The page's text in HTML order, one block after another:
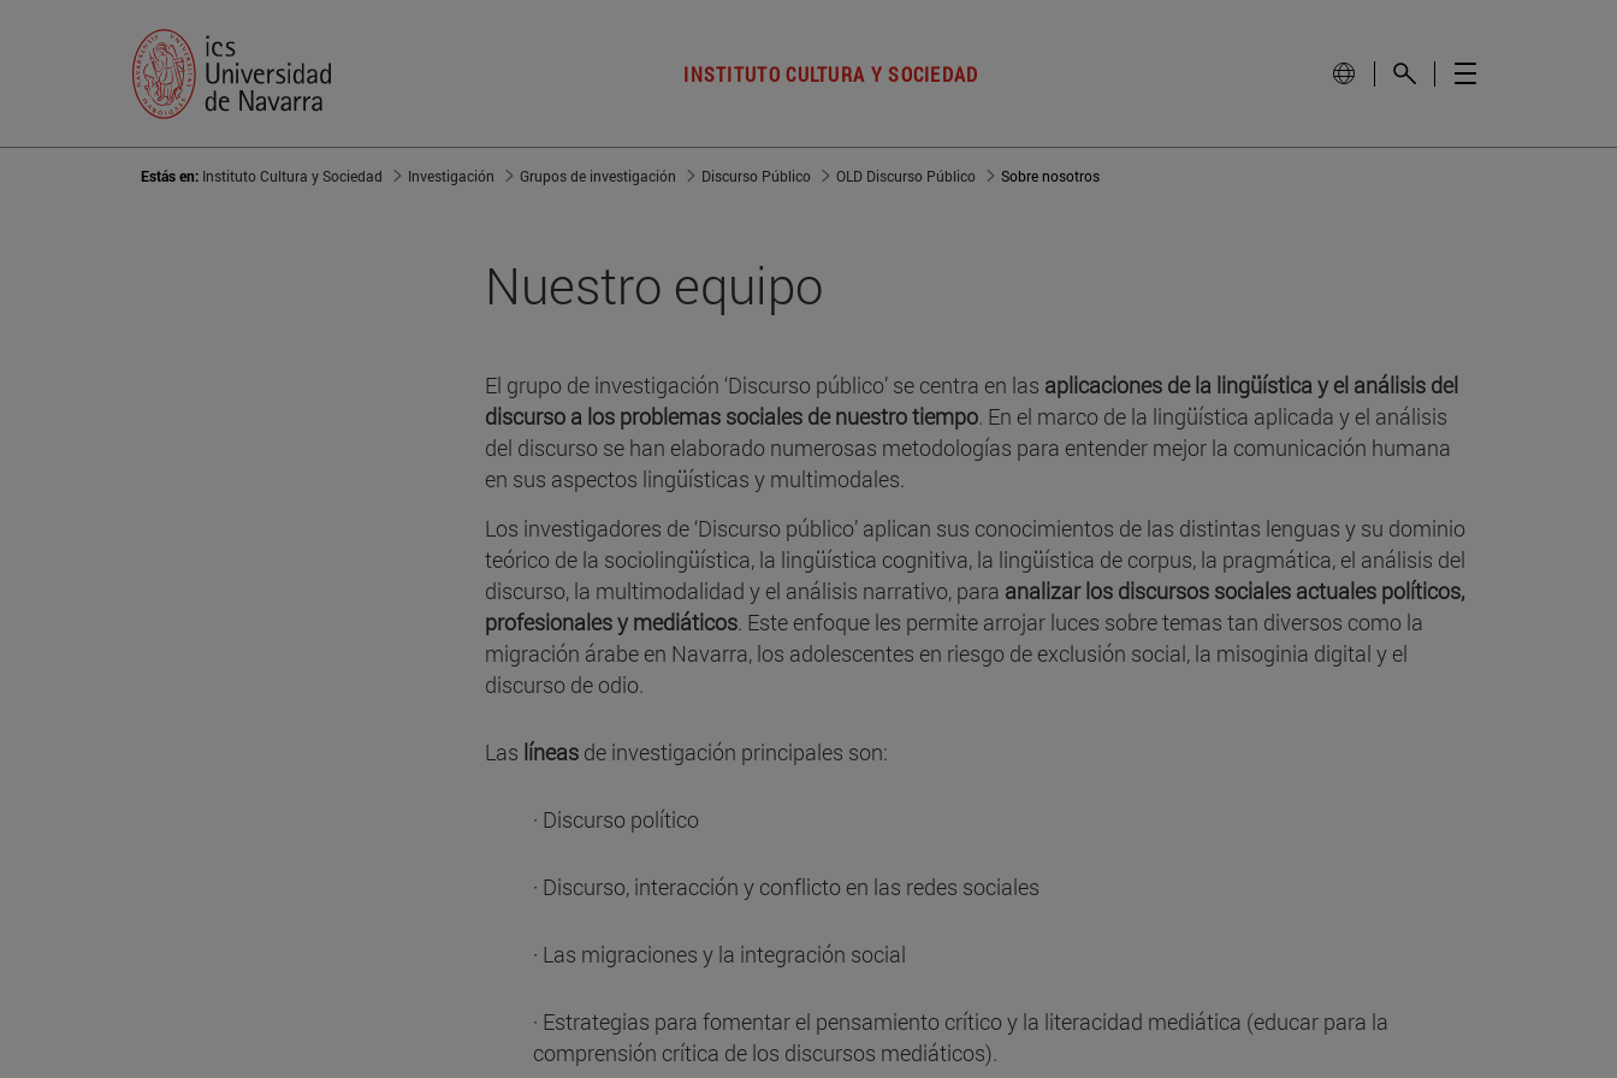
INSTITUTO CULTURA Y SOCIEDAD
Estás en: Instituto Cultura y Sociedad Investigación Grupos de investigación Discurso Público OLD Discurso Público Sobre nosotros
Nuestro equipo
El grupo de investigación ‘Discurso público’ se centra en las aplicaciones de la lingüística y el análisis del
discurso a los problemas sociales de nuestro tiempo. En el marco de la lingüística aplicada y el análisis
del discurso se han elaborado numerosas metodologías para entender mejor la comunicación humana
en sus aspectos lingüísticas y multimodales.
Los investigadores de ‘Discurso público’ aplican sus conocimientos de las distintas lenguas y su dominio
teórico de la sociolingüística, la lingüística cognitiva, la lingüística de corpus, la pragmática, el análisis del
discurso, la multimodalidad y el análisis narrativo, para analizar los discursos sociales actuales políticos,
profesionales y mediáticos. Este enfoque les permite arrojar luces sobre temas tan diversos como la
migración árabe en Navarra, los adolescentes en riesgo de exclusión social, la misoginia digital y el
discurso de odio.
Las líneas de investigación principales son:
· Discurso político
· Discurso, interacción y conflicto en las redes sociales
· Las migraciones y la integración social
· Estrategias para fomentar el pensamiento crítico y la literacidad mediática (educar para la
comprensión crítica de los discursos mediáticos).